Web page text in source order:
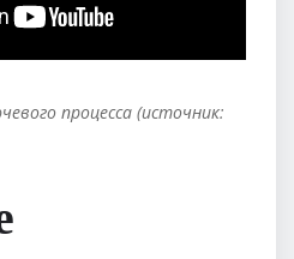
процесса (источник: